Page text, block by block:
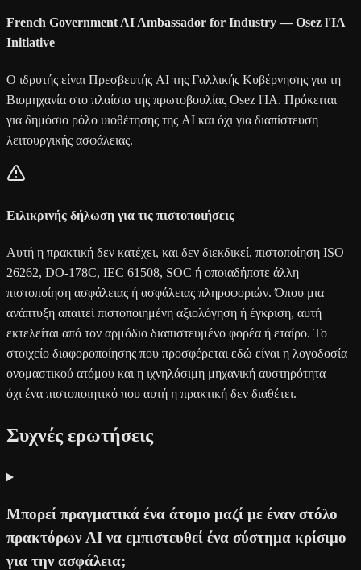
French Government AI Ambassador for Industry — Osez l'IA
Initiative
Ο ιδρυτής είναι Πρεσβευτής AI της Γαλλικής Κυβέρνησης για τη
Βιομηχανία στο πλαίσιο της πρωτοβουλίας Osez l'IA. Πρόκειται
για δημόσιο ρόλο υιοθέτησης της AI και όχι για διαπίστευση
λειτουργικής ασφάλειας.
Ειλικρινής δήλωση για τις πιστοποιήσεις
Αυτή η πρακτική δεν κατέχει, και δεν διεκδικεί, πιστοποίηση ISO
26262, DO-178C, IEC 61508, SOC ή οποιαδήποτε άλλη
πιστοποίηση ασφάλειας ή ασφάλειας πληροφοριών. Όπου μια
ανάπτυξη απαιτεί πιστοποιημένη αξιολόγηση ή έγκριση, αυτή
εκτελείται από τον αρμόδιο διαπιστευμένο φορέα ή εταίρο. Το
στοιχείο διαφοροποίησης που προσφέρεται εδώ είναι η λογοδοσία
ονομαστικού ατόμου και η ιχνηλάσιμη μηχανική αυστηρότητα —
όχι ένα πιστοποιητικό που αυτή η πρακτική δεν διαθέτει.
Συχνές ερωτήσεις
Μπορεί πραγματικά ένα άτομο μαζί με έναν στόλο
πρακτόρων AI να εμπιστευθεί ένα σύστημα κρίσιμο
για την ασφάλεια;